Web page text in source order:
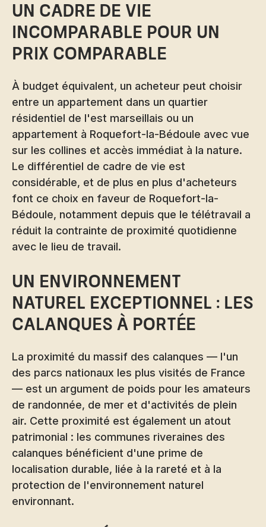
Un cadre de vie
incomparable pour un
prix comparable
À budget équivalent, un acheteur peut choisir
entre un appartement dans un quartier
résidentiel de l'est marseillais ou un
appartement à Roquefort-la-Bédoule avec vue
sur les collines et accès immédiat à la nature.
Le différentiel de cadre de vie est
considérable, et de plus en plus d'acheteurs
font ce choix en faveur de Roquefort-la-
Bédoule, notamment depuis que le télétravail a
réduit la contrainte de proximité quotidienne
avec le lieu de travail.
Un environnement
naturel exceptionnel : les
calanques à portée
La proximité du massif des calanques — l'un
des parcs nationaux les plus visités de France
— est un argument de poids pour les amateurs
de randonnée, de mer et d'activités de plein
air. Cette proximité est également un atout
patrimonial : les communes riveraines des
calanques bénéficient d'une prime de
localisation durable, liée à la rareté et à la
protection de l'environnement naturel
environnant.